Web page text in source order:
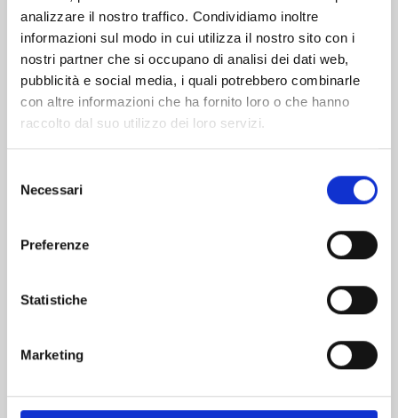
analizzare il nostro traffico. Condividiamo inoltre
informazioni sul modo in cui utilizza il nostro sito con i
nostri partner che si occupano di analisi dei dati web,
pubblicità e social media, i quali potrebbero combinarle
con altre informazioni che ha fornito loro o che hanno
raccolto dal suo utilizzo dei loro servizi.
delNecessari
Preferenze
Statistiche
Marketing
FOUR KNIGHTS OF THE APOCALYPSE n. 23